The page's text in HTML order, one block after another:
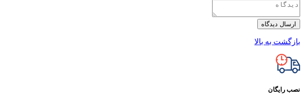
ارسال دیدگاه
بازگشت به بالا
نصب رایگان